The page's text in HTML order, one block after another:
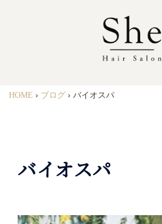
HOME › ブログ › バイオスパ
バイオスパ